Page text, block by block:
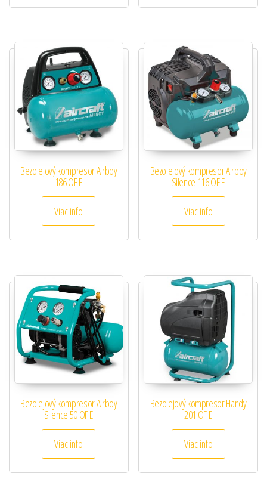
Bezolejový kompresor Airboy
186 OF E
Viac info
Bezolejový kompresor Airboy
Silence 116 OF E
Viac info
Bezolejový kompresor Airboy
Silence 50 OF E
Viac info
Bezolejový kompresor Handy
201 OF E
Viac info